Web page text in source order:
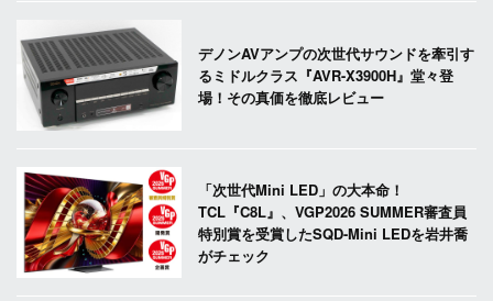
デノンAVアンプの次世代サウンドを牽引す
るミドルクラス『AVR-X3900H』堂々登
場！その真価を徹底レビュー
「次世代Mini LED」の大本命！
TCL『C8L』、VGP2026 SUMMER審査員
特別賞を受賞したSQD-Mini LEDを岩井喬
がチェック